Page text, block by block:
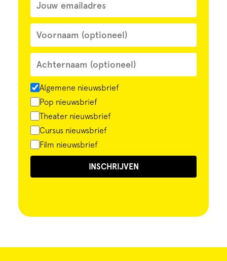
Algemene nieuwsbrief
Pop nieuwsbrief
Theater nieuwsbrief
Cursus nieuwsbrief
Film nieuwsbrief
INSCHRIJVEN